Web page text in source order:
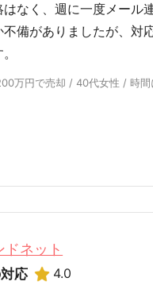
なく、週に一度メール
備がありましたが、対
万円で売却 / 40代女性 / 時
ネット
応 4.0